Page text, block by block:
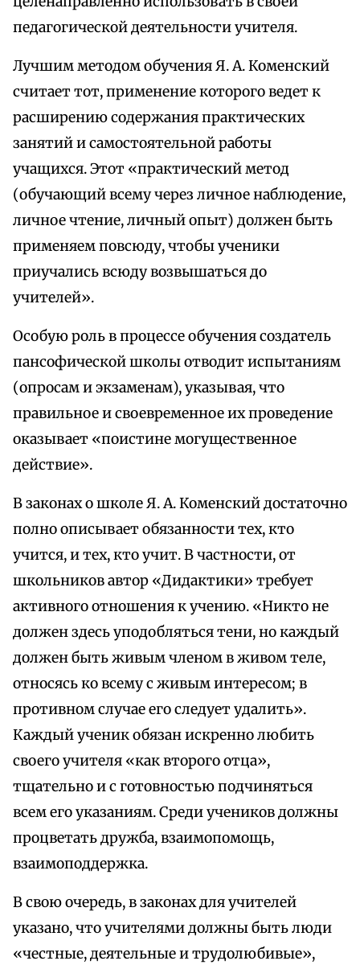
педагогической деятельности учителя.
Лучшим методом обучения Я. А. Коменский
считает тот, применение которого ведет к
расширению содержания практических
занятий и самостоятельной работы
учащихся. Этот «практический метод
(обучающий всему через личное наблюдение,
личное чтение, личный опыт) должен быть
применяем повсюду, чтобы ученики
приучались всюду возвышаться до
учителей».
Особую роль в процессе обучения создатель
пансофической школы отводит испытаниям
(опросам и экзаменам), указывая, что
правильное и своевременное их проведение
оказывает «поистине могущественное
действие».
В законах о школе Я. А. Коменский достаточно
полно описывает обязанности тех, кто
учится, и тех, кто учит. В частности, от
школьников автор «Дидактики» требует
активного отношения к учению. «Никто не
должен здесь уподобляться тени, но каждый
должен быть живым членом в живом теле,
относясь ко всему с живым интересом; в
противном случае его следует удалить».
Каждый ученик обязан искренно любить
своего учителя «как второго отца»,
тщательно и с готовностью подчиняться
всем его указаниям. Среди учеников должны
процветать дружба, взаимопомощь,
взаимоподдержка.
В свою очередь, в законах для учителей
указано, что учителями должны быть люди
«честные, деятельные и трудолюбивые»,